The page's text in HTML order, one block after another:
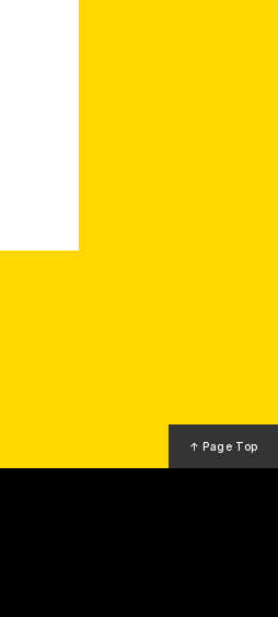
↑ Page Top